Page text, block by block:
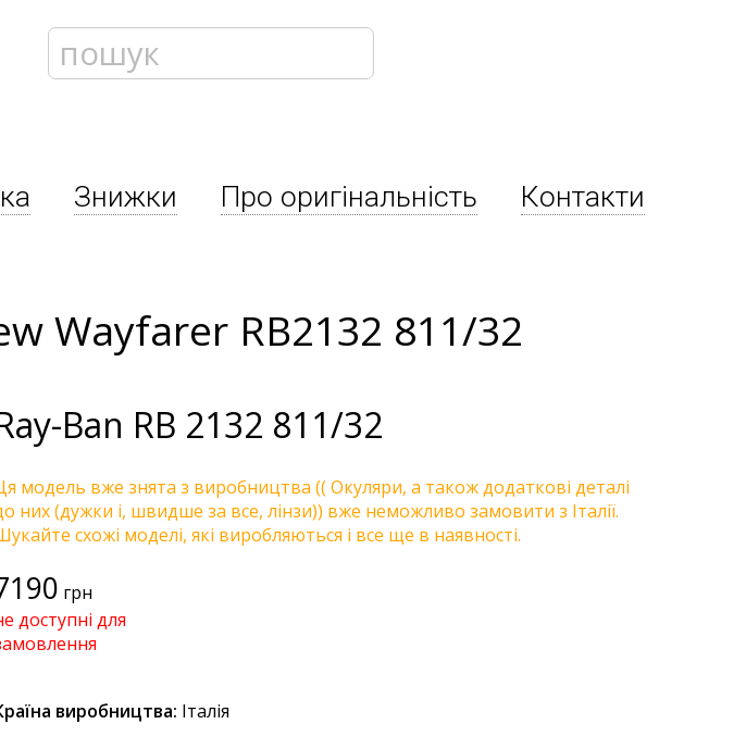
Знижки Про оригінальність
Контакти
Wayfarer RB2132 811/32
Ban RB 2132 811/32
модель вже знята з виробництва (( Окуляри, а також додаткові деталі
них (дужки і, швидше за все, лінзи)) вже неможливо замовити з Італії.
схожі моделі, які виробляються і все ще в наявності.
грн
доступні для
виробництва: Італія